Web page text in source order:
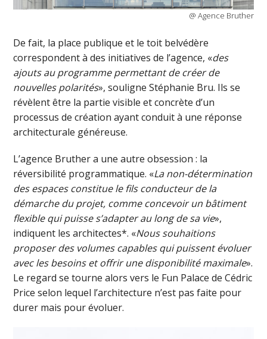
@ Agence Bruther
De fait, la place publique et le toit belvédère
correspondent à des initiatives de l’agence, «des
ajouts au programme permettant de créer de
nouvelles polarités», souligne Stéphanie Bru. Ils se
révèlent être la partie visible et concrète d’un
processus de création ayant conduit à une réponse
architecturale généreuse.
L’agence Bruther a une autre obsession : la
réversibilité programmatique. «La non-détermination
des espaces constitue le fils conducteur de la
démarche du projet, comme concevoir un bâtiment
flexible qui puisse s’adapter au long de sa vie»,
indiquent les architectes*. «Nous souhaitions
proposer des volumes capables qui puissent évoluer
avec les besoins et offrir une disponibilité maximale».
Le regard se tourne alors vers le Fun Palace de Cédric
Price selon lequel l’architecture n’est pas faite pour
durer mais pour évoluer.